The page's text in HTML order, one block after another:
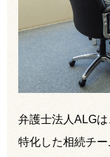
弁護士法人ALGは
特化した相続チー